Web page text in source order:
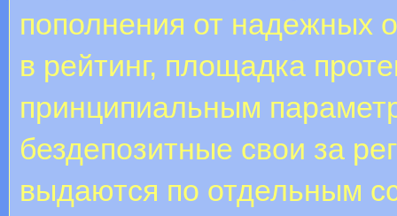
пополнения от надежных
в рейтинг, площадка
принципиальным
бездепозитные свои за
выдаются по отдельным